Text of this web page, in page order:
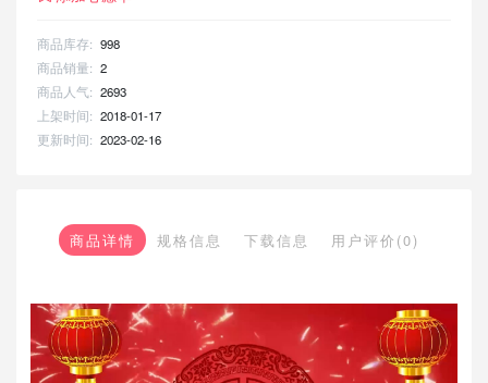
商品库存: 998
商品销量: 2
商品人气: 2693
上架时间: 2018-01-17
更新时间: 2023-02-16
商品详情 规格信息 下载信息 用户评价(0)